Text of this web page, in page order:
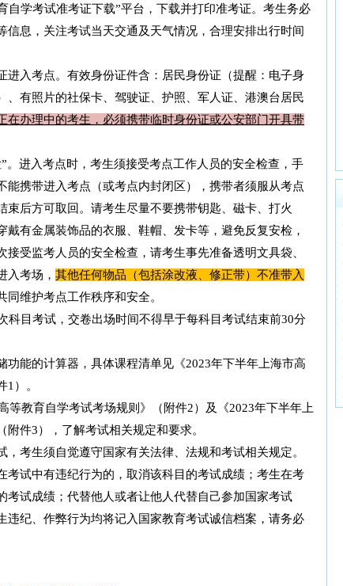
自学考试准考证下载”平台，下载并打印准考证。考生务必
息，关注考试当天交通及天气情况，合理安排出行时间
进入考点。有效身份证件含：居民身份证（提醒：电子身
有照片的社保卡、驾驶证、护照、军人证、港澳台居民
在办理中的考生，必须携带临时身份证或公安部门开具带
。进入考点时，考生须接受考点工作人员的安全检查，手
携带进入考点（或考点内封闭区），携带者须服从考点
后方可取回。请考生尽量不要携带钥匙、磁卡、打火
有金属装饰品的衣服、鞋帽、发卡等，避免反复安检，
受监考人员的安全检查，请考生事先准备透明文具袋、
入考场， 其他任何物品（包括涂改液、修正带）不准带入
维护考点工作秩序和安全。
科目考试，交卷出场时间不得早于每科目考试结束前30分
能的计算器，具体课程清单见《2023年下半年上海市高
）。
等教育自学考试考场规则》（附件2）及《2023年下半年上
件3），了解考试相关规定和要求。
考生须自觉遵守国家有关法律、法规和考试相关规定。
考试中有违纪行为的，取消该科目的考试成绩；考生在考
考试成绩；代替他人或者让他人代替自己参加国家考试
违纪、作弊行为均将记入国家教育考试诚信档案，请务必